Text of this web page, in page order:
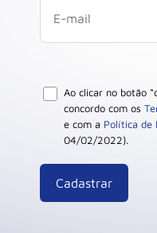
Ao clicar no botão
concordo com os
e com a Política de
04/02/2022).